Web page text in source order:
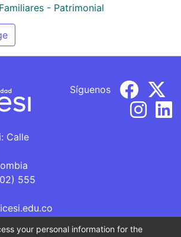
- Patrimonial
Calle
555
Síguenos
your personal information for the